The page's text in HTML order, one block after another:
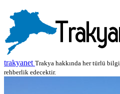
trakyanet Trakya hakkında her türlü
rehberlik edecektir.